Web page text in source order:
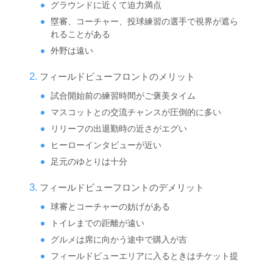
グラウンドに近くて迫力満点
塁審、コーチャー、投球練習の選手で視界が遮ら
れることがある
外野は遠い
フィールドビューフロントのメリット
試合開始前の練習時間がご褒美タイム
マスコットとの交流チャンスが圧倒的に多い
リリーフの出退勤時の近さがエグい
ヒーローインタビューが近い
足元のゆとりは十分
フィールドビューフロントのデメリット
球審とコーチャーの妨げがある
トイレまでの距離が遠い
グルメは席に向かう途中で購入が吉
フィールドビューエリアに入るときはチケット提